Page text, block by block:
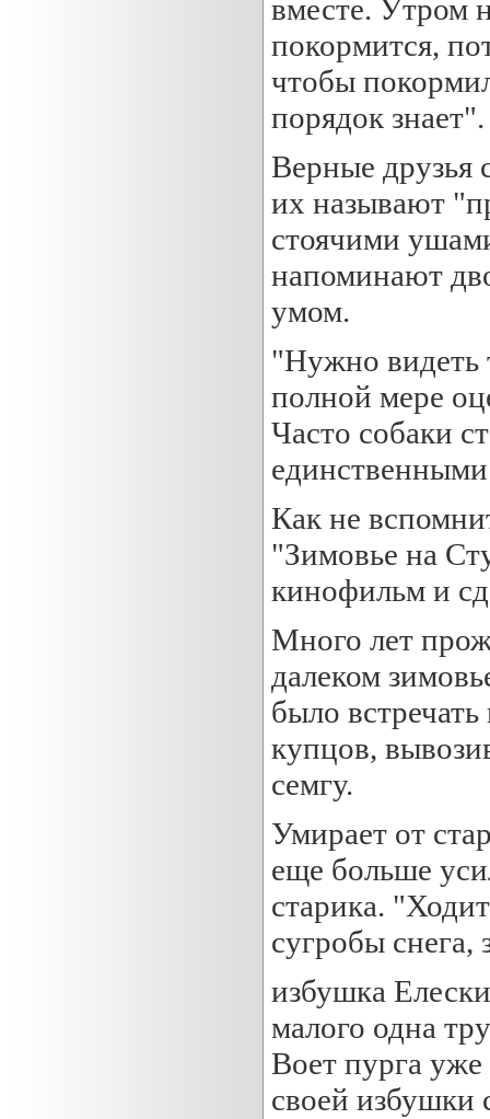
вместе. Утром
покормится,
чтобы
порядок знает".
Верные друзья
их называют
стоячими
напоминают
умом.
"Нужно видеть
полной мере
Часто собаки
Как не
"Зимовье на
кинофильм и
Много лет
далеком
было
купцов,
семгу.
Умирает от
еще больше
старика.
сугробы снега,
избушка
малого одна
Воет пурга уже
своей избушки